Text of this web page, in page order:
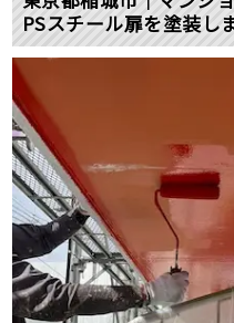
PSスチール扉を塗装し